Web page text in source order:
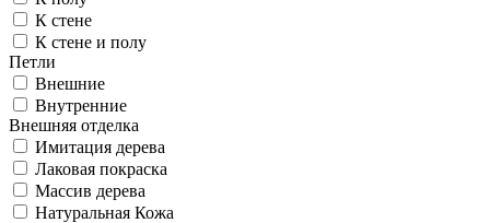
К стене
К стене и полу
Петли
Внешние
Внутренние
Внешняя отделка
Имитация дерева
Лаковая покраска
Массив дерева
Натуральная Кожа